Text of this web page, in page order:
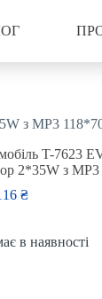
з MP3
T-7623
2*35W з
₴
в наявності